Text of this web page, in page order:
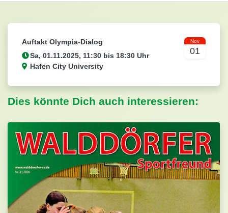
Auftakt Olympia-Dialog
Hafen City University
Nov
01
Dies könnte Dich auch interessieren: